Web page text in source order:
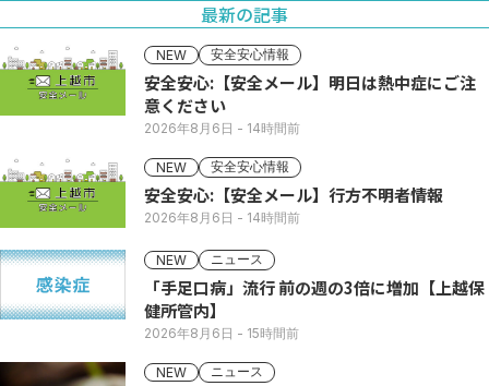
最新の記事
NEW 安全安心情報
安全安心:【安全メール】明日は熱中症にご注
意ください
2026年8月6日 - 14時間前
NEW 安全安心情報
安全安心:【安全メール】行方不明者情報
2026年8月6日 - 14時間前
NEW ニュース
「手足口病」流行 前の週の3倍に増加【上越保
健所管内】
2026年8月6日 - 15時間前
NEW ニュース